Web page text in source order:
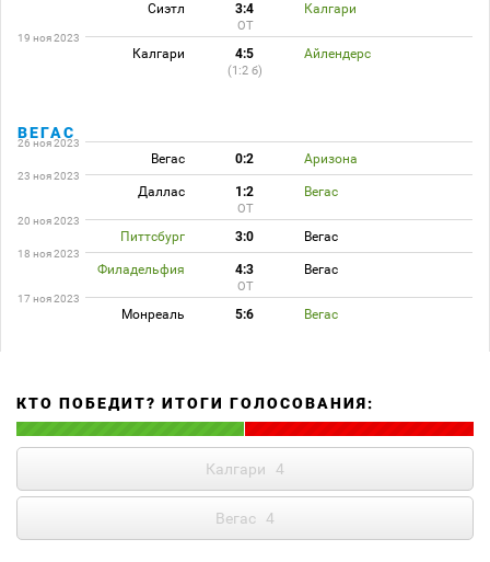
Сиэтл 3:4 Калгари
ОТ
19 ноя 2023
Калгари 4:5 Айлендерс
(1:2 б)
ВЕГАС
26 ноя 2023
Вегас 0:2 Аризона
23 ноя 2023
Даллас 1:2 Вегас
ОТ
20 ноя 2023
Питтсбург 3:0 Вегас
18 ноя 2023
Филадельфия 4:3 Вегас
ОТ
17 ноя 2023
Монреаль 5:6 Вегас
КТО ПОБЕДИТ? ИТОГИ ГОЛОСОВАНИЯ:
Калгари 4
Вегас 4